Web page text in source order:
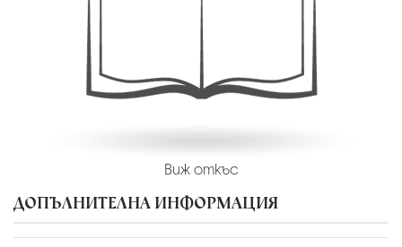
Виж откъс
ДОПЪЛНИТЕЛНА ИНФОРМАЦИЯ